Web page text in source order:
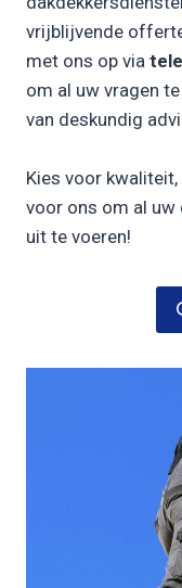
vrijblijvende
met ons op via
om al uw vragen
van deskundig
Kies voor
voor ons om al uw
uit te voeren!